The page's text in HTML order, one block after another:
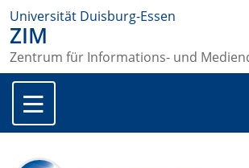
Universität Duisburg-Essen
ZIM
Zentrum für Informations- und